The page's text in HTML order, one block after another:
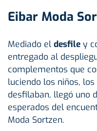
Eibar Moda
Mediado el desfile y
entregado al
complementos que
luciendo los niños,
desfilaban, llegó uno
esperados del
Moda Sortzen.